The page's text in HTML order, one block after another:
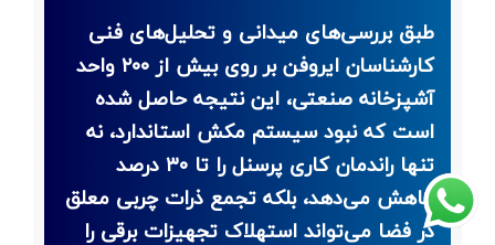
طبق بررسی‌های میدانی و تحلیل‌های فنی
کارشناسان ایروفن بر روی بیش از ۲۰۰ واحد
آشپزخانه صنعتی، این نتیجه حاصل شده
است که نبود سیستم مکش استاندارد، نه
تنها راندمان کاری پرسنل را تا ۳۰ درصد
کاهش می‌دهد، بلکه تجمع ذرات چربی معلق
در فضا می‌تواند استهلاک تجهیزات برقی را